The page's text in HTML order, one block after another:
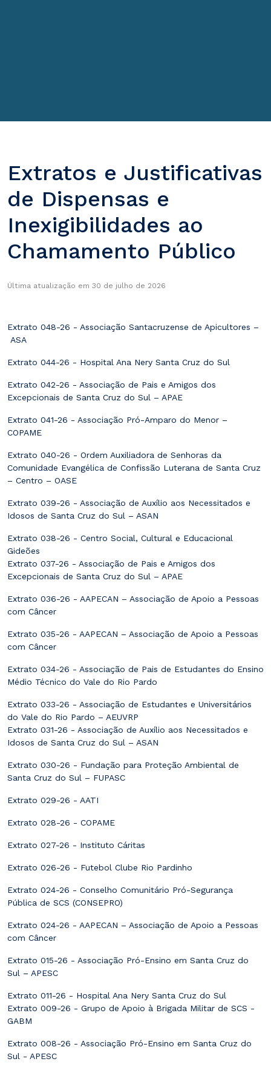
Extratos e Justificativas
de Dispensas e
Inexigibilidades ao
Chamamento Público
Última atualização em 30 de julho de 2026
Extrato 048-26 - Associação Santacruzense de Apicultores –
ASA
Extrato 044-26 - Hospital Ana Nery Santa Cruz do Sul
Extrato 042-26 - Associação de Pais e Amigos dos
Excepcionais de Santa Cruz do Sul – APAE
Extrato 041-26 - Associação Pró-Amparo do Menor –
COPAME
Extrato 040-26 - Ordem Auxiliadora de Senhoras da
Comunidade Evangélica de Confissão Luterana de Santa Cruz
– Centro – OASE
Extrato 039-26 - Associação de Auxílio aos Necessitados e
Idosos de Santa Cruz do Sul – ASAN
Extrato 038-26 - Centro Social, Cultural e Educacional
Gideões
Extrato 037-26 - Associação de Pais e Amigos dos
Excepcionais de Santa Cruz do Sul – APAE
Extrato 036-26 - AAPECAN – Associação de Apoio a Pessoas
com Câncer
Extrato 035-26 - AAPECAN – Associação de Apoio a Pessoas
com Câncer
Extrato 034-26 - Associação de Pais de Estudantes do Ensino
Médio Técnico do Vale do Rio Pardo
Extrato 033-26 - Associação de Estudantes e Universitários
do Vale do Rio Pardo – AEUVRP
Extrato 031-26 - Associação de Auxílio aos Necessitados e
Idosos de Santa Cruz do Sul – ASAN
Extrato 030-26 - Fundação para Proteção Ambiental de
Santa Cruz do Sul – FUPASC
Extrato 029-26 - AATI
Extrato 028-26 - COPAME
Extrato 027-26 - Instituto Cáritas
Extrato 026-26 - Futebol Clube Rio Pardinho
Extrato 024-26 - Conselho Comunitário Pró-Segurança
Pública de SCS (CONSEPRO)
Extrato 024-26 - AAPECAN – Associação de Apoio a Pessoas
com Câncer
Extrato 015-26 - Associação Pró-Ensino em Santa Cruz do
Sul – APESC
Extrato 011-26 - Hospital Ana Nery Santa Cruz do Sul
Extrato 009-26 - Grupo de Apoio à Brigada Militar de SCS -
GABM
Extrato 008-26 - Associação Pró-Ensino em Santa Cruz do
Sul - APESC